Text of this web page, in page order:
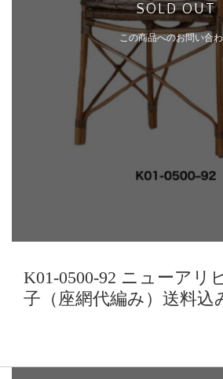
SOLD OUT
この商品へのお問い合
K01-0500-92 ニューアリ
子（座網代編み）送料込